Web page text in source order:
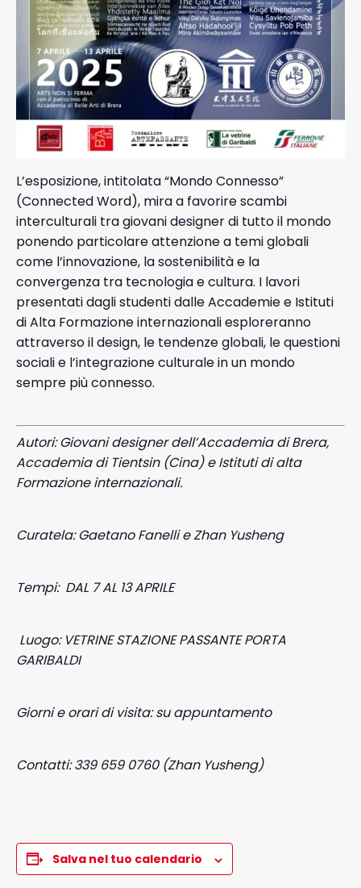
L’esposizione, intitolata “Mondo Connesso”
(Connected Word), mira a favorire scambi
interculturali tra giovani designer di tutto il mondo
ponendo particolare attenzione a temi globali
come l’innovazione, la sostenibilità e la
convergenza tra tecnologia e cultura. I lavori
presentati dagli studenti dalle Accademie e Istituti
di Alta Formazione internazionali esploreranno
attraverso il design, le tendenze globali, le questioni
sociali e l’integrazione culturale in un mondo
sempre più connesso.
Autori: Giovani designer dell’Accademia di Brera,
Accademia di Tientsin (Cina) e Istituti di alta
Formazione internazionali.
Curatela: Gaetano Fanelli e Zhan Yusheng
Tempi: DAL 7 AL 13 APRILE
Luogo: VETRINE STAZIONE PASSANTE PORTA
GARIBALDI
Giorni e orari di visita: su appuntamento
Contatti: 339 659 0760 (Zhan Yusheng)
Salva nel tuo calendario